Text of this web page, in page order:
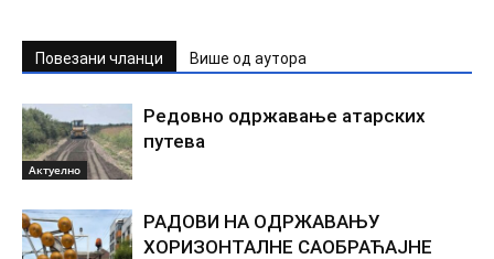
Повезани чланци Више од аутора
Актуелно
Редовно одржавање атарских
путева
РАДОВИ НА ОДРЖАВАЊУ
ХОРИЗОНТАЛНЕ САОБРАЋАЈНЕ